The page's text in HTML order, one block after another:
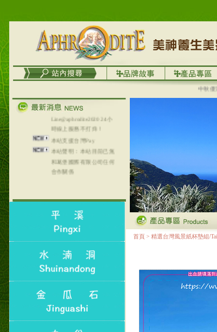
中秋優選
在外租屋者、居住處無管
理員、不方便在工作地點
取件者，歡迎多多使用
【郵局i郵箱】的服務喔～
【i郵箱】設立的地點，請
成功加入
Line@aphrodite2020 24小
時線上服務不打烊！
本站支援台灣Pay
本站聲明：本站目前已無
和葛堡國際有限公司任何
合作關係
本站支援支付宝
NT$320(RMB￥71.00)
首頁 > 精選台灣風景紙杯墊組/